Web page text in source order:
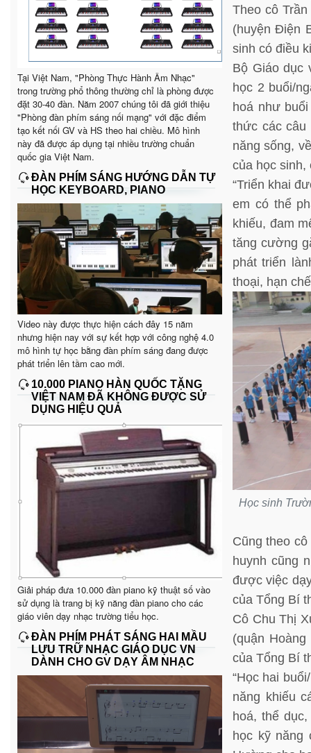
Tại Việt Nam, "Phòng Thực Hành Âm Nhạc"
trong trường phổ thông thường chỉ là phòng được
đặt 30-40 đàn. Năm 2007 chúng tôi đã giới thiệu
"Phòng đàn phím sáng nối mạng" với đặc điểm
tạo kết nối GV và HS theo hai chiều. Mô hình
này đã được áp dụng tại nhiều trường chuẩn
quốc gia Việt Nam.
ĐÀN PHÍM SÁNG HƯỚNG DẪN TỰ
HỌC KEYBOARD, PIANO
Video này được thực hiện cách đây 15 năm
nhưng hiện nay với sự kết hợp với công nghệ 4.0
mô hình tự học bằng đàn phím sáng đang được
phát triển lên tầm cao mới.
10.000 PIANO HÀN QUỐC TẶNG
VIỆT NAM ĐÃ KHÔNG ĐƯỢC SỬ
DỤNG HIỆU QUẢ
Giải pháp đưa 10.000 đàn piano kỹ thuật số vào
sử dụng là trang bị kỹ năng đàn piano cho các
giáo viên dạy nhạc trường tiểu học.
ĐÀN PHÍM PHÁT SÁNG HAI MẦU
LƯU TRỮ NHẠC GIÁO DỤC VN
DÀNH CHO GV DẠY ÂM NHẠC
Theo cô
(huyện Điện
sinh có điều
Bộ Giáo dục
học 2 buổi/
hoá như
thức các câu
năng sống,
của học
“Triển khai
em có thể
khiếu, đam
tăng cường
phát triển
thoại, hạn
Học sinh
Cũng theo
huynh cũng
được việc
của Tổng Bí
Cô Chu Thị
(quận
của Tổng Bí
“Học hai
năng khiếu
hoá, thể
học kỹ năng